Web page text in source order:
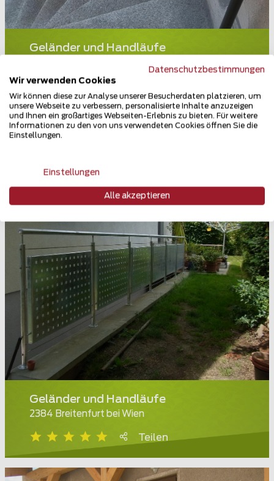
Geländer und Handläufe
Geländer und Handläufe
2384 Breitenfurt bei Wien
Teilen
Datenschutzbestimmungen
Wir verwenden Cookies
Wir können diese zur Analyse unserer Besucherdaten platzieren, um
unsere Webseite zu verbessern, personalisierte Inhalte anzuzeigen
und Ihnen ein großartiges Webseiten-Erlebnis zu bieten. Für weitere
Informationen zu den von uns verwendeten Cookies öffnen Sie die
Einstellungen.
Einstellungen
Alle akzeptieren